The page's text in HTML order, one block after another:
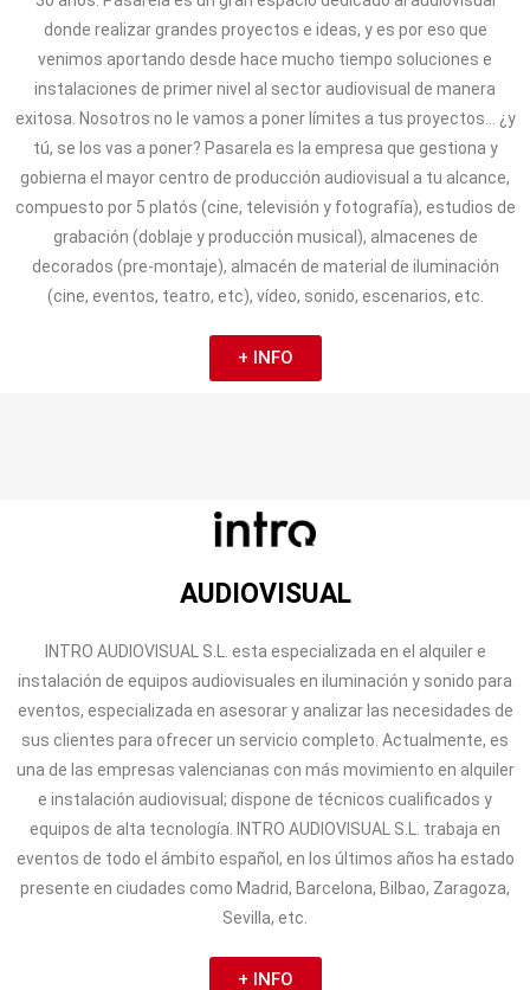
donde realizar grandes proyectos e ideas, y es por eso que
venimos aportando desde hace mucho tiempo soluciones e
instalaciones de primer nivel al sector audiovisual de manera
exitosa. Nosotros no le vamos a poner límites a tus proyectos… ¿y
tú, se los vas a poner? Pasarela es la empresa que gestiona y
gobierna el mayor centro de producción audiovisual a tu alcance,
compuesto por 5 platós (cine, televisión y fotografía), estudios de
grabación (doblaje y producción musical), almacenes de
decorados (pre-montaje), almacén de material de iluminación
(cine, eventos, teatro, etc), vídeo, sonido, escenarios, etc.
+ INFO
AUDIOVISUAL
INTRO AUDIOVISUAL S.L. esta especializada en el alquiler e
instalación de equipos audiovisuales en iluminación y sonido para
eventos, especializada en asesorar y analizar las necesidades de
sus clientes para ofrecer un servicio completo. Actualmente, es
una de las empresas valencianas con más movimiento en alquiler
e instalación audiovisual; dispone de técnicos cualificados y
equipos de alta tecnología. INTRO AUDIOVISUAL S.L. trabaja en
eventos de todo el ámbito español, en los últimos años ha estado
presente en ciudades como Madrid, Barcelona, Bilbao, Zaragoza,
Sevilla, etc.
+ INFO